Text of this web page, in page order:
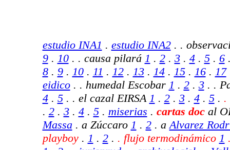
estudio INA1 . estudio INA2. .
9 . 10. . causa pilará 1 . 2. 3. 4. 5. 6
8. 9. 10. 11 . 12 . 13. 14. 15. 16. 17
eidico. . humedal Escobar 1 . 2. 3. .
4. 5. . el cazal EIRSA 1 . 2. 3 . 4. 5. .
. 2. 3. 4. 5. miserias . cartas doc al
Massa . a Zúccaro 1 . 2. aAlvarez
playboy. 1 . 2. . flujo termodinámico 1